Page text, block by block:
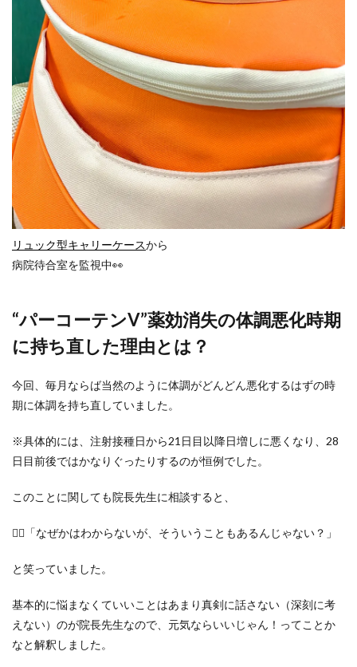
リュック型キャリーケースから
病院待合室を監視中👀
“パーコーテンV”薬効消失の体調悪化時期
に持ち直した理由とは？
今回、毎月ならば当然のように体調がどんどん悪化するはずの時
期に体調を持ち直していました。
※具体的には、注射接種日から21日目以降日増しに悪くなり、28
日目前後ではかなりぐったりするのが恒例でした。
このことに関しても院長先生に相談すると、
👨‍⚕️「なぜかはわからないが、そういうこともあるんじゃない？」
と笑っていました。
基本的に悩まなくていいことはあまり真剣に話さない（深刻に考
えない）のが院長先生なので、元気ならいいじゃん！ってことか
なと解釈しました。